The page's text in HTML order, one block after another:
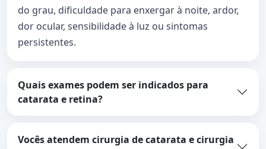
do grau, dificuldade para enxergar à noite, ardor,
dor ocular, sensibilidade à luz ou sintomas
persistentes.
Quais exames podem ser indicados para
catarata e retina?
Vocês atendem cirurgia de catarata e cirurgia